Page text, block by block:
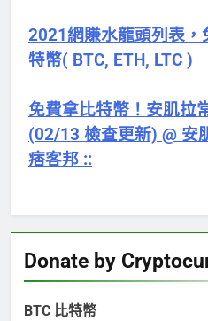
2021網賺水龍頭列表，
特幣( BTC, ETH, LTC )
免費拿比特幣！安肌拉
(02/13 檢查更新) @ 安
痞客邦 ::
Donate by
BTC 比特幣